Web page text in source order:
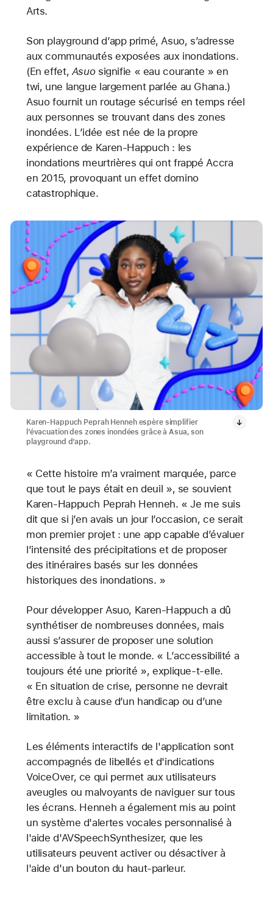
Arts.
Son playground d’app primé, Asuo, s’adresse
aux communautés exposées aux inondations.
(En effet,Asuosignifie « eau courante » en
twi, une langue largement parlée au Ghana.)
Asuo fournit un routage sécurisé en temps réel
aux personnes se trouvant dans des zones
inondées. L’idée est née de la propre
expérience de Karen-Happuch : les
inondations meurtrières qui ont frappé Accra
en 2015, provoquant un effet domino
catastrophique.
Karen-Happuch Peprah Henneh espère simplifier
l’évacuation des zones inondées grâce à Asua, son
playground d’app.
« Cette histoire m’a vraiment marquée, parce
que tout le pays était en deuil », se souvient
Karen-Happuch Peprah Henneh. « Je me suis
dit que si j’en avais un jour l’occasion, ce serait
mon premier projet : une app capable d’évaluer
l’intensité des précipitations et de proposer
des itinéraires basés sur les données
historiques des inondations. »
Pour développer Asuo, Karen-Happuch a dû
synthétiser de nombreuses données, mais
aussi s’assurer de proposer une solution
accessible à tout le monde. « L’accessibilité a
toujours été une priorité », explique-t-elle.
« En situation de crise, personne ne devrait
être exclu à cause d’un handicap ou d’une
limitation. »
Les éléments interactifs de l'application sont
accompagnés de libellés et d'indications
VoiceOver, ce qui permet aux utilisateurs
aveugles ou malvoyants de naviguer sur tous
les écrans. Henneh a également mis au point
un système d'alertes vocales personnalisé à
l'aide d'AVSpeechSynthesizer, que les
utilisateurs peuvent activer ou désactiver à
l'aide d'un bouton du haut-parleur.